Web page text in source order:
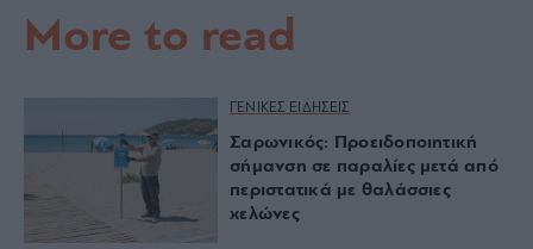
More to read
ΓΕΝΙΚΕΣ ΕΙΔΗΣΕΙΣ
Σαρωνικός: Προειδοποιητική
σήμανση σε παραλίες μετά από
περιστατικά με θαλάσσιες
χελώνες